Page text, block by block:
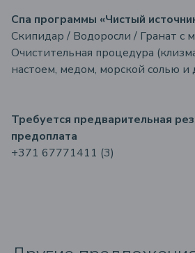
Спа программы «Чистый
Скипидар / Водоросли / Гранат с
Очистительная процедура
настоем, медом, морской солью и
Требуется предварительная
предоплата
+371 67771411 (3)